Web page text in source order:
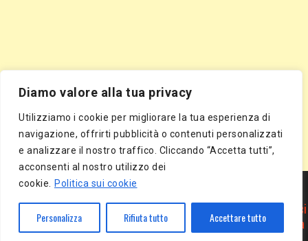
Diamo valore alla tua privacy
Utilizziamo i cookie per migliorare la tua esperienza di
navigazione, offrirti pubblicità o contenuti personalizzati
e analizzare il nostro traffico. Cliccando “Accetta tutti”,
acconsenti al nostro utilizzo dei
cookie.
Politica sui cookie
Personalizza Rifiuta tutto Accettare tutto
Segnala Sito Gratis| Segnala Azienda Gratis
Directory Gratis|Segnala Sito Gratis
Inserisci Azienda Gratis |Directory Gratis| Article Marketing
Inserisci
Articolo Gratis|Pubblica Articolo Gratis
Inserisci Comunicato Stampa